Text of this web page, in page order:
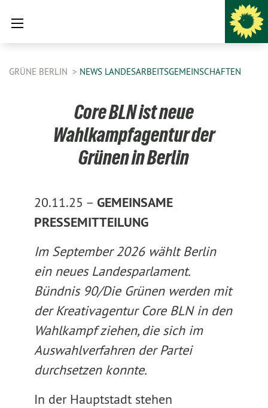
GRÜNE BERLIN NEWS LANDESARBEITSGEMEINSCHAFTEN
Core BLN ist neue
Wahlkampfagentur der
Grünen in Berlin
20.11.25 – GEMEINSAME
PRESSEMITTEILUNG
Im September 2026 wählt Berlin
ein neues Landesparlament.
Bündnis 90/Die Grünen werden mit
der Kreativagentur Core BLN in den
Wahlkampf ziehen, die sich im
Auswahlverfahren der Partei
durchsetzen konnte.
In der Hauptstadt stehen